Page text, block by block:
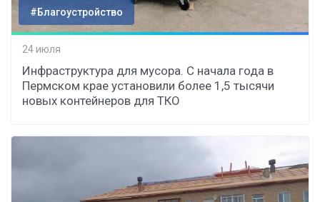
#Благоустройство
24 июля
Инфраструктура для мусора. С начала года в
Пермском крае установили более 1,5 тысячи
новых контейнеров для ТКО